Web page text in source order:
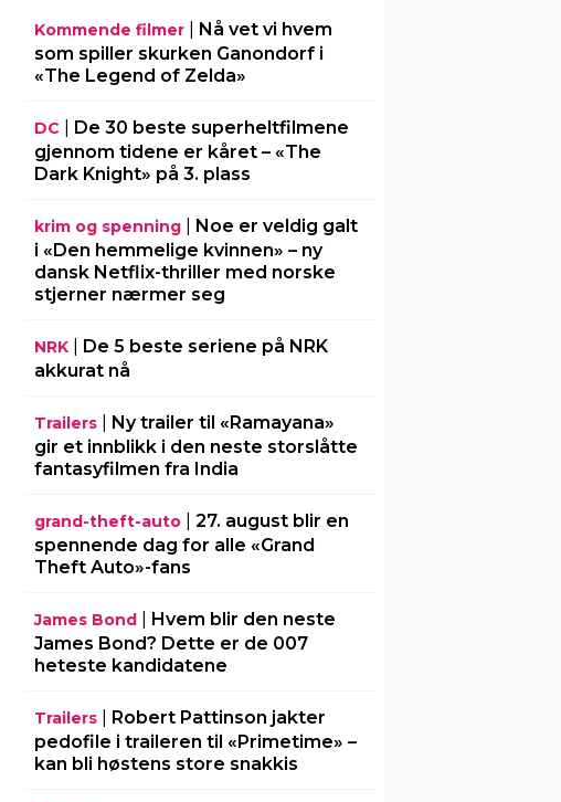
Kommende filmer| Nå vet vi hvem
som spiller skurken Ganondorf i
«The Legend of Zelda»
DC
De 30 beste superheltfilmene
gjennom tidene er kåret – «The
Dark Knight» på 3. plass
krim og spenning| Noe er veldig galt
i «Den hemmelige kvinnen» – ny
dansk Netflix-thriller med norske
stjerner nærmer seg
NRK| De 5 beste seriene på NRK
akkurat nå
Trailers| Ny trailer til «Ramayana»
gir et innblikk i den neste storslåtte
fantasyfilmen fra India
grand-theft-auto| 27. august blir en
spennende dag for alle «Grand
Theft Auto»-fans
James Bond| Hvem blir den neste
James Bond? Dette er de 007
heteste kandidatene
Trailers| Robert Pattinson jakter
pedofile i traileren til «Primetime» –
kan bli høstens store snakkis